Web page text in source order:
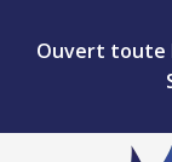
Ouvert toute